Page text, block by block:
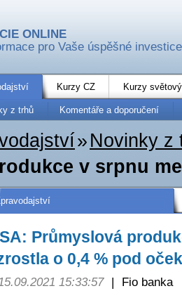
ONLINE
pro Vaše úspěšné investice
Kurzy CZ Kurzy
z trhů Komentáře a doporučení
» Novinky z
v srpnu
Průmyslová
o 0,4 % pod
15:33:57 |
Fio banka